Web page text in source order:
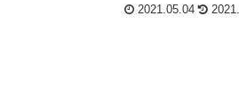
2021.05.04